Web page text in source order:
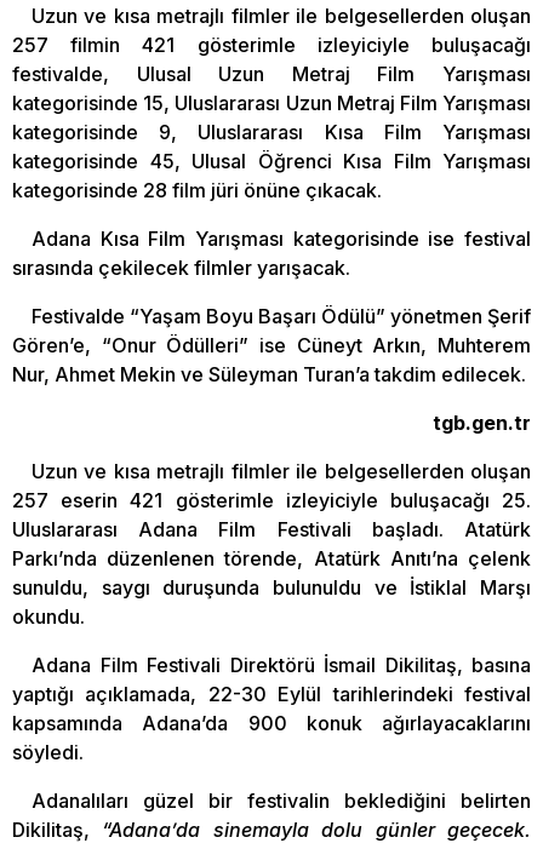
Uzun ve kısa metrajlı filmler ile belgesellerden oluşan
257 filmin 421 gösterimle izleyiciyle buluşacağı
festivalde, Ulusal Uzun Metraj Film Yarışması
kategorisinde 15, Uluslararası Uzun Metraj Film Yarışması
kategorisinde 9, Uluslararası Kısa Film Yarışması
kategorisinde 45, Ulusal Öğrenci Kısa Film Yarışması
kategorisinde 28 film jüri önüne çıkacak.
Adana Kısa Film Yarışması kategorisinde ise festival
sırasında çekilecek filmler yarışacak.
Festivalde “Yaşam Boyu Başarı Ödülü” yönetmen Şerif
Gören’e, “Onur Ödülleri” ise Cüneyt Arkın, Muhterem
Nur, Ahmet Mekin ve Süleyman Turan’a takdim edilecek.
tgb.gen.tr
Uzun ve kısa metrajlı filmler ile belgesellerden oluşan
257 eserin 421 gösterimle izleyiciyle buluşacağı 25.
Uluslararası Adana Film Festivali başladı. Atatürk
Parkı’nda düzenlenen törende, Atatürk Anıtı’na çelenk
sunuldu, saygı duruşunda bulunuldu ve İstiklal Marşı
okundu.
Adana Film Festivali Direktörü İsmail Dikilitaş, basına
yaptığı açıklamada, 22-30 Eylül tarihlerindeki festival
kapsamında Adana’da 900 konuk ağırlayacaklarını
söyledi.
Adanalıları güzel bir festivalin beklediğini belirten
Dikilitaş, “Adana’da sinemayla dolu günler geçecek.